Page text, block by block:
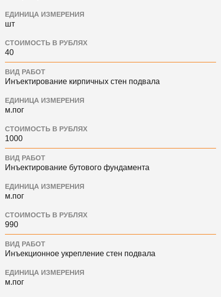
ЕДИНИЦА ИЗМЕРЕНИЯ
шт
СТОИМОСТЬ В РУБЛЯХ
40
ВИД РАБОТ
Инъектирование кирпичных стен подвала
ЕДИНИЦА ИЗМЕРЕНИЯ
м.пог
СТОИМОСТЬ В РУБЛЯХ
1000
ВИД РАБОТ
Инъектирование бутового фундамента
ЕДИНИЦА ИЗМЕРЕНИЯ
м.пог
СТОИМОСТЬ В РУБЛЯХ
990
ВИД РАБОТ
Инъекционное укрепление стен подвала
ЕДИНИЦА ИЗМЕРЕНИЯ
м.пог